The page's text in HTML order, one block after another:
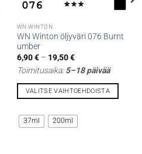
WN WINTON
WN Winton öljyväri 076 Burnt
umber
6,90€ – 19,50€Hintaluokka:
-
Toimitusaika:5–18 päivää
VALITSE VAIHTOEHDOISTA
tuotteella
on
37ml 200ml